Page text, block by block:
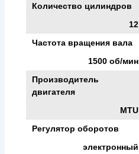
Количество цилиндров
12
Частота вращения вала
1500 об/мин
Производитель
двигателя
MTU
Регулятор оборотов
электронный